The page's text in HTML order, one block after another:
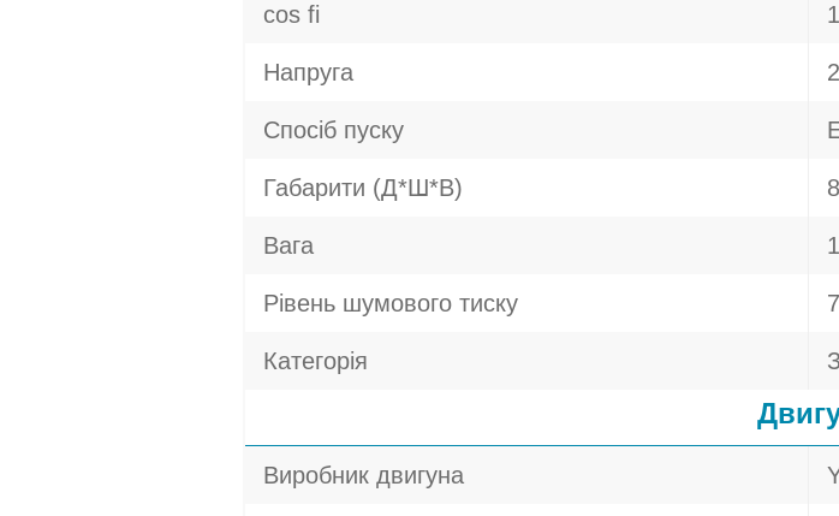
cos fi 1
Напруга
Спосіб пуску
Габарити (Д*Ш*В)
Вага
Рівень шумового тиску
Категорія
Виробник двигуна